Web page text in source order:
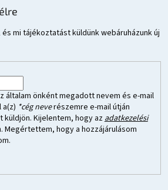
mi tájékoztatást küldünk webáruházunk új
általam önként megadott nevem és e-mail
*cég neverészemre e-mail útján
küldjön. Kijelentem, hogy azadatkezelési
Megértettem, hogy a hozzájárulásom